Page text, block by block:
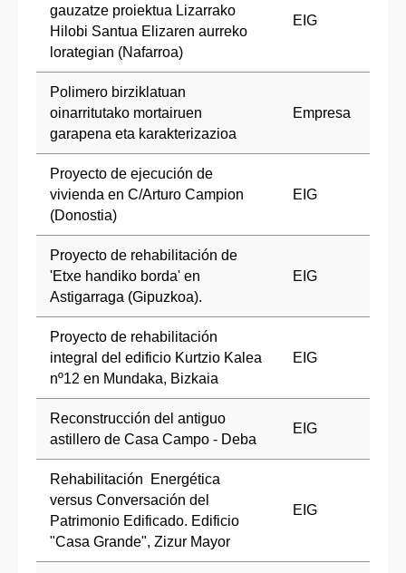
gauzatze proiektua Lizarrako
Hilobi Santua Elizaren aurreko
lorategian (Nafarroa)
EIG
Polimero birziklatuan
oinarritutako mortairuen
garapena eta karakterizazioa
Empresa
Proyecto de ejecución de
vivienda en C/Arturo Campion
(Donostia)
EIG
Proyecto de rehabilitación de
'Etxe handiko borda' en
Astigarraga (Gipuzkoa).
EIG
Proyecto de rehabilitación
integral del edificio Kurtzio Kalea
nº12 en Mundaka, Bizkaia
EIG
Reconstrucción del antiguo
astillero de Casa Campo - Deba
EIG
Rehabilitación Energética
versus Conversación del
Patrimonio Edificado. Edificio
"Casa Grande", Zizur Mayor
EIG